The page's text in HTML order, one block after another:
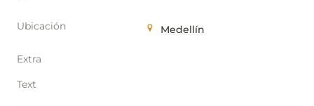
Ubicación Medellín
Extra
Text